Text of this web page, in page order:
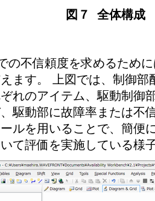
図７ 全体構成
の不信頼度を求めるため
ます。 上図では、制御部
れのアイテム、駆動制御
駆動部に故障率または不
ルを用いることで、簡便
いて評価を実施している様